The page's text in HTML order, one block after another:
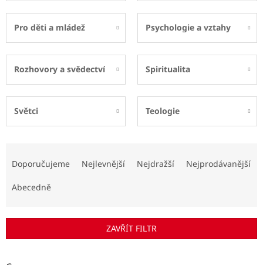
Pro děti a mládež Psychologie a vztahy
Rozhovory a svědectví Spiritualita
Světci Teologie
r
Doporučujeme Nejlevnější Nejdražší Nejprodávanější
Abecedně
ZAVŘÍT FILTR